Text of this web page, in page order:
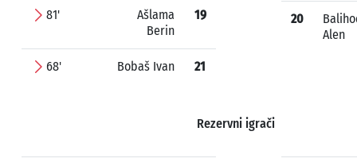
81'
Ašlama
Berin
19
68' Bobaš Ivan 21
20
Alen
Rezervni igrači